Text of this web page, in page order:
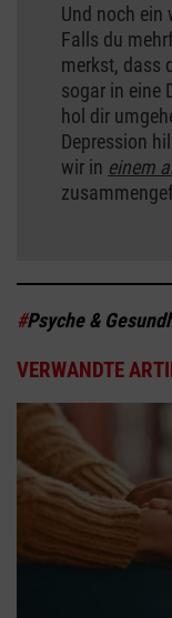
Und noch ein
Falls du
merkst, dass
sogar in eine
hol dir
Depression
wir in einem
#Psyche &
VERWANDTE